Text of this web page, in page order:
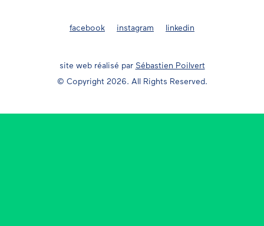
facebook instagram linkedin
site web réalisé par Sébastien Poilvert
© Copyright 2026. All Rights Reserved.